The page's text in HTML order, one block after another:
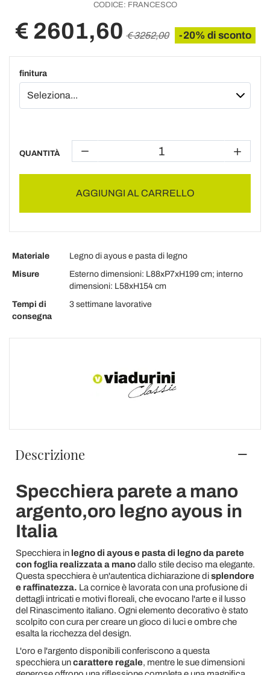
CODICE: FRANCESCO
€ 2601,60 € 3252,00 -20% di sconto
finitura
QUANTITÀ
AGGIUNGI AL CARRELLO
Materiale
Legno di ayous e pasta di legno
Misure
Esterno dimensioni: L88xP7xH199 cm; interno
dimensioni: L58xH154 cm
Tempi di
consegna
3 settimane lavorative
Descrizione
Specchiera parete a mano
argento,oro legno ayous in
Italia
Specchiera in legno di ayous e pasta di legno da parete
con foglia realizzata a manodallo stile deciso ma elegante.
Questa specchiera è un'autentica dichiarazione displendore
e raffinatezza. La cornice è lavorata con una profusione di
dettagli intricati e motivi floreali, che evocano l'arte e il lusso
del Rinascimento italiano. Ogni elemento decorativo è stato
scolpito con cura per creare un gioco di luci e ombre che
esalta la ricchezza del design.
L'oro e l'argento disponibili conferiscono a questa
specchiera uncarattere regale, mentre le sue dimensioni